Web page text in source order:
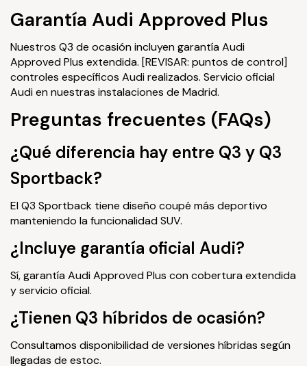
Garantía Audi Approved Plus
Nuestros Q3 de ocasión incluyen garantía Audi
Approved Plus extendida. [REVISAR: puntos de control]
controles específicos Audi realizados. Servicio oficial
Audi en nuestras instalaciones de Madrid.
Preguntas frecuentes (FAQs)
¿Qué diferencia hay entre Q3 y Q3
Sportback?
El Q3 Sportback tiene diseño coupé más deportivo
manteniendo la funcionalidad SUV.
¿Incluye garantía oficial Audi?
Sí, garantía Audi Approved Plus con cobertura extendida
y servicio oficial.
¿Tienen Q3 híbridos de ocasión?
Consultamos disponibilidad de versiones híbridas según
llegadas de estoc.